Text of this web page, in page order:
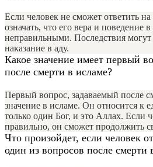
Если человек не сможет ответить
означать, что его вера и поведение
неправильными. Последствия
наказание в аду.
Какое значение имеет первый
после смерти в исламе?
Первый вопрос, задаваемый после
значение в исламе. Он относится к
только один Бог, и это Аллах. Если
правильно, он сможет продолжить
Что произойдет, если человек
один из вопросов после смерти